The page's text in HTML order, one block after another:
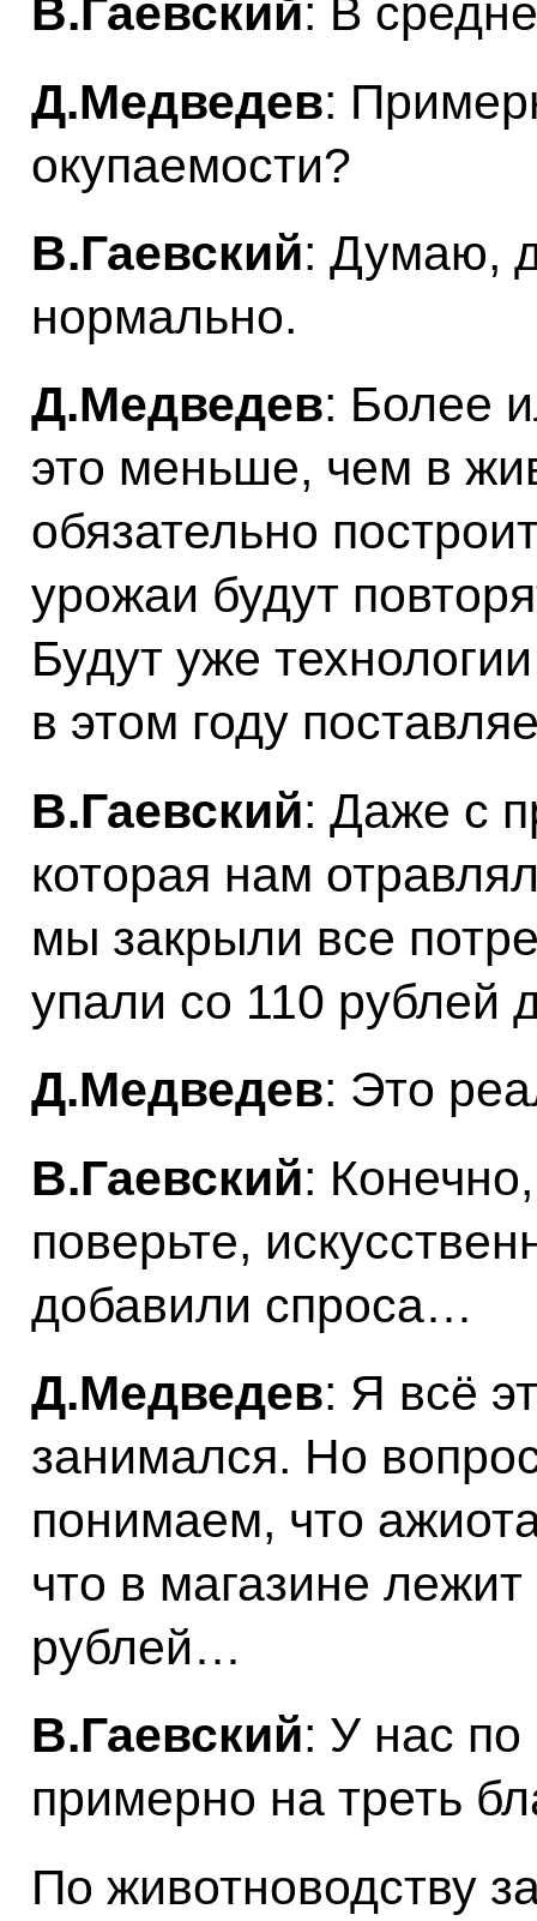
В.Гаевский: В
Д.Медведев:
окупаемости?
В.Гаевский: Думаю,
нормально.
Д.Медведев: Более
это меньше, чем в
обязательно
урожаи будут
Будут уже
в этом году
В.Гаевский: Даже с
которая нам
мы закрыли все
упали со 110 рублей
Д.Медведев: Это
В.Гаевский:
поверьте,
добавили спроса…
Д.Медведев: Я всё
занимался. Но
понимаем, что
что в магазине
рублей…
В.Гаевский: У нас
примерно на треть
По животноводству